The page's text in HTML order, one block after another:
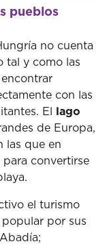
pueblos
no cuenta
tal y como las
con las
El
lago
de Europa,
las que en
convertirse
el turismo
popular por sus